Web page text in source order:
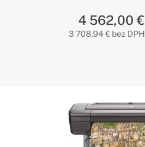
4 562,00 €
3 708,94 € bez DPH